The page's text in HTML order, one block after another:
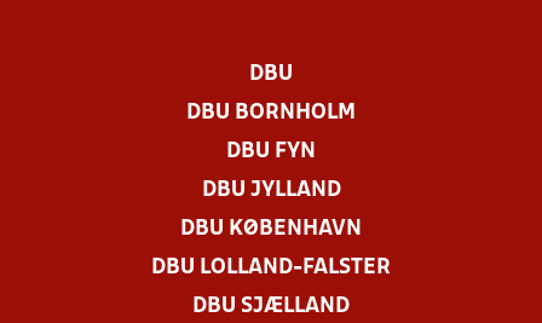
DBU
DBU BORNHOLM
DBU FYN
DBU JYLLAND
DBU KØBENHAVN
DBU LOLLAND-FALSTER
DBU SJÆLLAND